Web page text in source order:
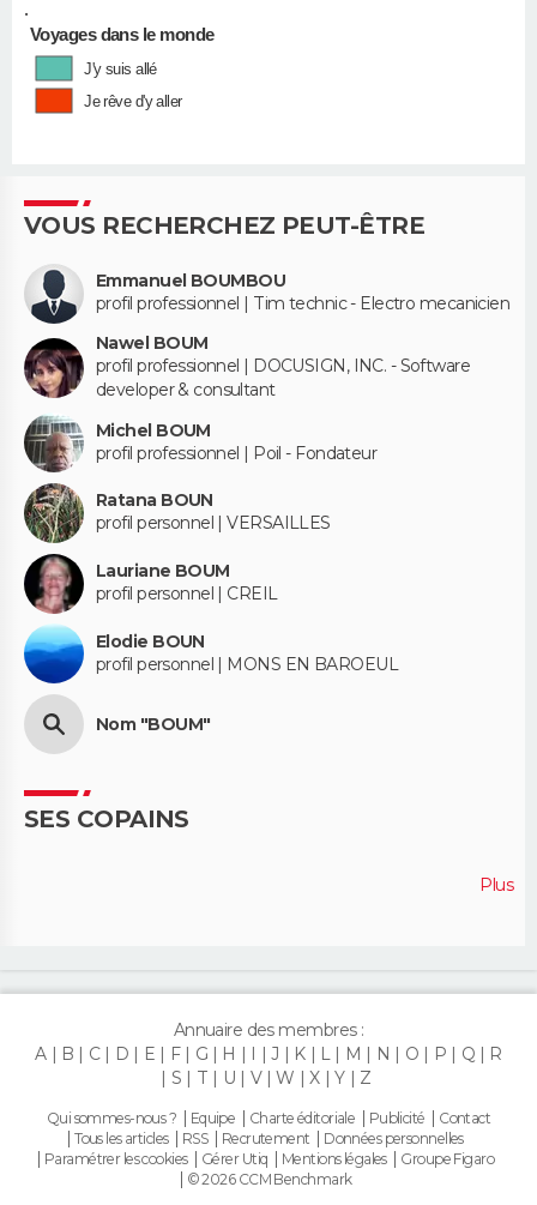
•
Voyages dans le monde
J'y suis allé
Je rêve d'y aller
VOUS RECHERCHEZ PEUT-ÊTRE
Emmanuel BOUMBOU
profil professionnel | Tim technic - Electro mecanicien
Nawel BOUM
profil professionnel | DOCUSIGN, INC. - Software
developer & consultant
Michel BOUM
profil professionnel | Poil - Fondateur
Ratana BOUN
profil personnel | VERSAILLES
Lauriane BOUM
profil personnel | CREIL
Elodie BOUN
profil personnel | MONS EN BAROEUL
Nom "BOUM"
SES COPAINS
Plus
Annuaire des membres :
A
B C D E F G H I J K L M N O P Q
R
S
T U V W X Y Z
Qui sommes-nous ? Equipe Charte éditoriale Publicité
Contact
Tous les articles
RSS Recrutement
Données personnelles
Paramétrer les cookies
Gérer Utiq Mentions légales
Groupe Figaro
© 2026 CCM Benchmark